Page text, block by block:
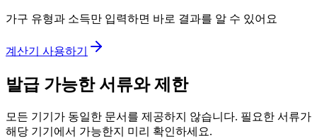
가구 유형과 소득만 입력하면 바로 결과를 알 수 있어요
계산기 사용하기
발급 가능한 서류와 제한
모든 기기가 동일한 문서를 제공하지 않습니다. 필요한 서류가
해당 기기에서 가능한지 미리 확인하세요.